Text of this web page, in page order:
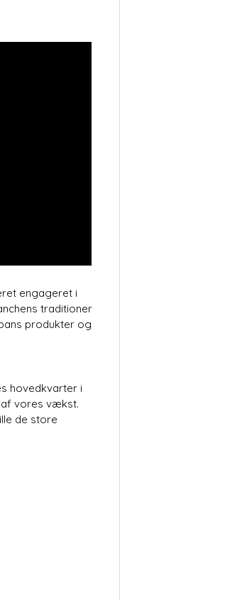
engageret i
traditioner
produkter og
hovedkvarter i
af vores vækst.
de store